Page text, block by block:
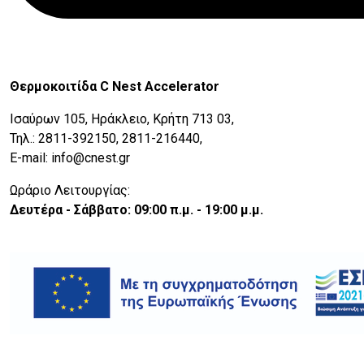
Θερμοκοιτίδα C Nest Accelerator
Ισαύρων 105, Ηράκλειο, Κρήτη 713 03,
Τηλ.: 2811-392150, 2811-216440,
E-mail: info@cnest.gr
Ωράριο Λειτουργίας:
Δευτέρα - Σάββατο: 09:00 π.μ. - 19:00 μ.μ.